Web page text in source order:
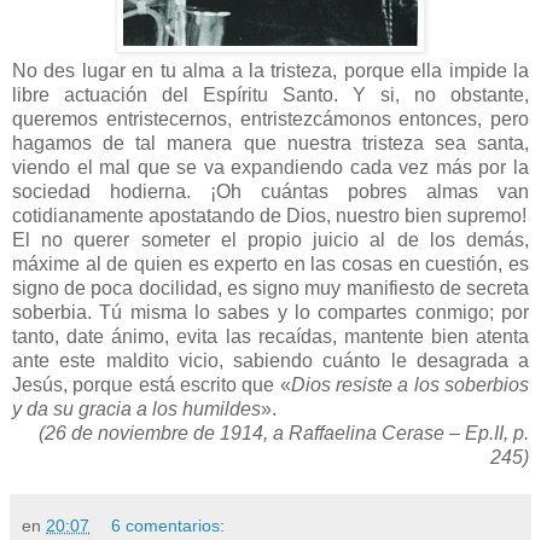
No des lugar en tu alma a la tristeza, porque ella impide la
libre actuación del Espíritu Santo. Y si, no obstante,
queremos entristecernos, entristezcámonos entonces, pero
hagamos de tal manera que nuestra tristeza sea santa,
viendo el mal que se va expandiendo cada vez más por la
sociedad hodierna. ¡Oh cuántas pobres almas van
cotidianamente apostatando de Dios, nuestro bien supremo!
El no querer someter el propio juicio al de los demás,
máxime al de quien es experto en las cosas en cuestión, es
signo de poca docilidad, es signo muy manifiesto de secreta
soberbia. Tú misma lo sabes y lo compartes conmigo; por
tanto, date ánimo, evita las recaídas, mantente bien atenta
ante este maldito vicio, sabiendo cuánto le desagrada a
Jesús, porque está escrito que «Dios resiste a los soberbios
y da su gracia a los humildes».
(26 de noviembre de 1914, a Raffaelina Cerase – Ep.II, p.
245)
en 20:07 6 comentarios: